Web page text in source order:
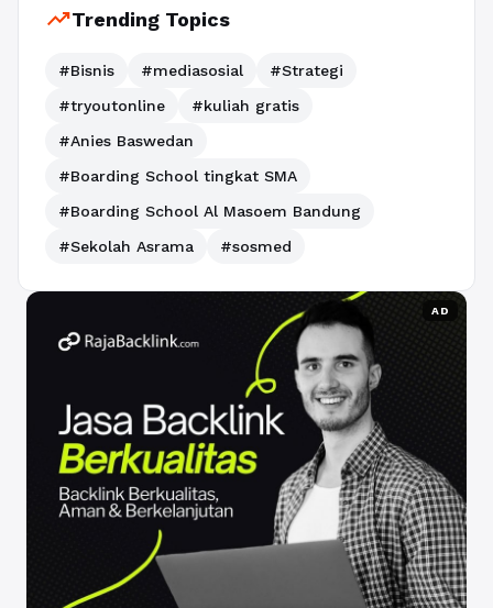
trending_upTrending Topics
#Bisnis #mediasosial
#Strategi
#tryoutonline
#kuliah gratis
#Anies Baswedan
#Boarding School tingkat SMA
#Boarding School Al Masoem Bandung
#Sekolah Asrama
#sosmed
AD